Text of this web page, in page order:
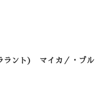
ラント) マイカ／・ブル